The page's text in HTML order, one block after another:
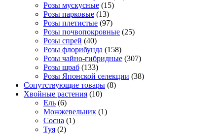
Розы мускусные (15)
Розы парковые (13)
Розы плетистые (97)
Розы почвопокровные (25)
Розы спрей (40)
Розы флорибунда (158)
Розы чайно-гибридные (307)
Розы шраб (133)
Розы Японской селекции (38)
Сопутствующие товары (8)
Хвойные растения (10)
Ель (6)
Можжевельник (1)
Сосна (1)
Туя (2)